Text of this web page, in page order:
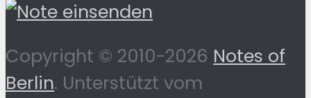
Copyright © 2010-2026 Notes of
Berlin. Unterstützt vom